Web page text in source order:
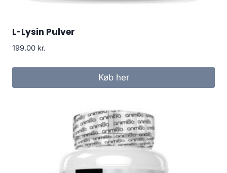
L-Lysin Pulver
199.00 kr.
Køb her